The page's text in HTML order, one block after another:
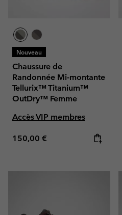
Nouveau
Chaussure de
Randonnée Mi-montante
Tellurix™ Titanium™
OutDry™ Femme
Accès VIP membres
Regular price:
150,00 €